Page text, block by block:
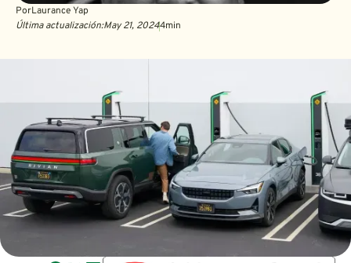
PorLaurance Yap
Última actualización:May 21, 20244min